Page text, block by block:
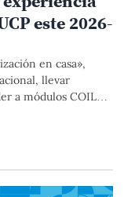
este 2026-
en casa»,
llevar
a módulos COIL